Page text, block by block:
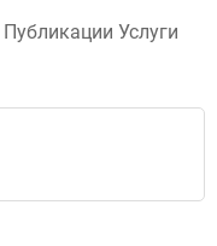
Публикации Услуги